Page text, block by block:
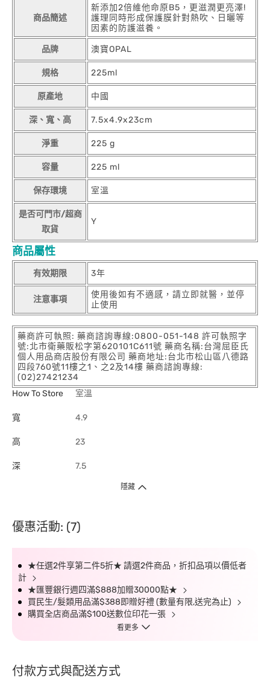
商品簡述
新添加2倍維他命原B5，更滋潤更亮澤!
護理同時形成保護膜針對熱吹、日曬等
因素的防護滋養。
品牌 澳寶OPAL
規格 225ml
原產地 中國
深、寬、高 7.5x4.9x23cm
淨重 225 g
容量 225 ml
保存環境 室溫
是否可門市/超商
取貨
Y
商品屬性
有效期限 3年
注意事項
使用後如有不適感，請立即就醫，並停
止使用
藥商許可執照: 藥商諮詢專線:0800-051-148 許可執照字
號:北市衛藥販松字第620101C611號 藥商名稱:台灣屈臣氏
個人用品商店股份有限公司 藥商地址:台北市松山區八德路
四段760號11樓之1、之2及14樓 藥商諮詢專線:
(02)27421234
How To Store
室溫
寬 4.9
高 23
深 7.5
隱藏
優惠活動: (7)
★任選2件享第二件5折★ 請選2件商品，折扣品項以價低者
計
★匯豐銀行週四滿$888加贈30000點★
買民生/髮類用品滿$388即贈好禮 (數量有限,送完為止)
購買全店商品滿$100送數位印花一張
看更多
付款方式與配送方式